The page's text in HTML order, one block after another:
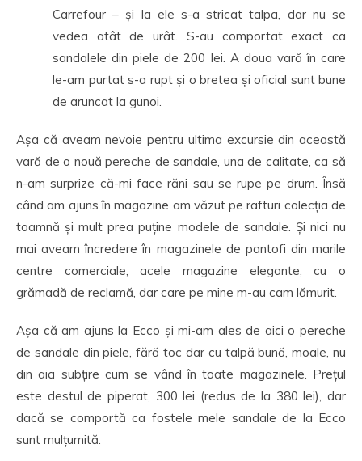
Carrefour – și la ele s-a stricat talpa, dar nu se
vedea atât de urât. S-au comportat exact ca
sandalele din piele de 200 lei. A doua vară în care
le-am purtat s-a rupt și o bretea și oficial sunt bune
de aruncat la gunoi.
Așa că aveam nevoie pentru ultima excursie din această
vară de o nouă pereche de sandale, una de calitate, ca să
n-am surprize că-mi face răni sau se rupe pe drum. Însă
când am ajuns în magazine am văzut pe rafturi colecția de
toamnă și mult prea puține modele de sandale. Și nici nu
mai aveam încredere în magazinele de pantofi din marile
centre comerciale, acele magazine elegante, cu o
grămadă de reclamă, dar care pe mine m-au cam lămurit.
Așa că am ajuns la Ecco și mi-am ales de aici o pereche
de sandale din piele, fără toc dar cu talpă bună, moale, nu
din aia subțire cum se vând în toate magazinele. Prețul
este destul de piperat, 300 lei (redus de la 380 lei), dar
dacă se comportă ca fostele mele sandale de la Ecco
sunt mulțumită.